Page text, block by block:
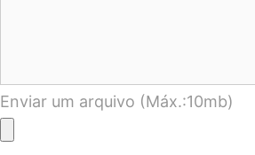
Enviar um arquivo (Máx.:10mb)